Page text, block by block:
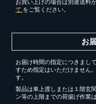
お買い上げの場合は別途送料
て をご覧ください。
お
お届け時間の指定につきまし
すため指定はいただけません
す。
製品は車上渡しまたは１階玄
ン等の上階までの荷揚げ作業